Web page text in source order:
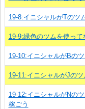
19-8:イニシャルがTのツ
19-9:緑色のツムを使っ
19-10:イニシャルがBの
19-11:イニシャルがJの
19-12:イニシャルがNの
稼ごう